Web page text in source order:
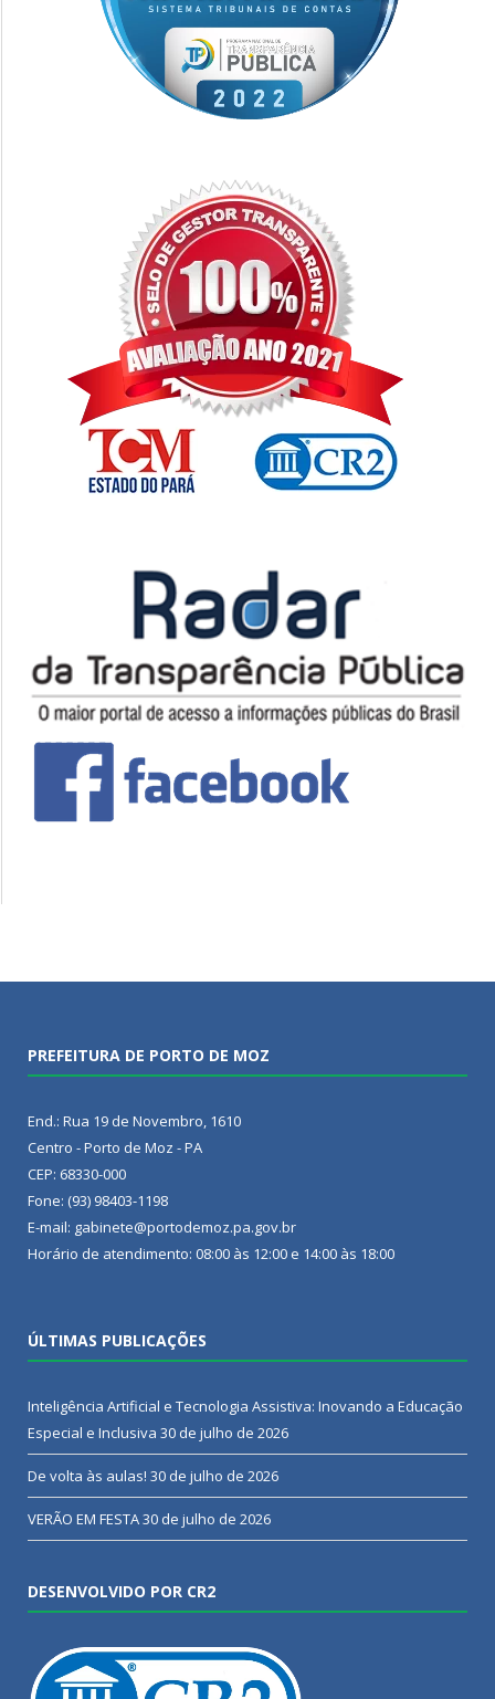
PREFEITURA DE PORTO DE MOZ
End.: Rua 19 de Novembro, 1610
Centro - Porto de Moz - PA
CEP: 68330-000
Fone: (93) 98403-1198
E-mail: gabinete@portodemoz.pa.gov.br
Horário de atendimento: 08:00 às 12:00 e 14:00 às 18:00
ÚLTIMAS PUBLICAÇÕES
Inteligência Artificial e Tecnologia Assistiva: Inovando a Educação
Especial e Inclusiva 30 de julho de 2026
De volta às aulas! 30 de julho de 2026
VERÃO EM FESTA30 de julho de 2026
DESENVOLVIDO POR CR2